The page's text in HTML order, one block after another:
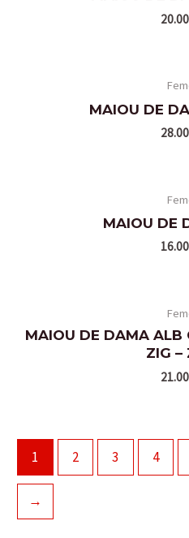
20.00
MAIOU DE
28.00
MAIOU DE
16.00
MAIOU DE DAMA ALB
ZIG –
21.00
1 2 3 4
→